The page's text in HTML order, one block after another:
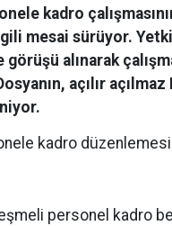
kadro
mesai sürüyor.
alınarak
açılır
kadro
personel kadro